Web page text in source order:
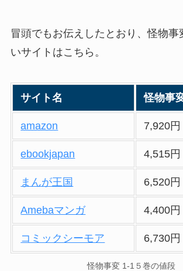
冒頭でもお伝えしたとおり、怪物事
いサイトはこちら。
サイト名 怪物事
amazon 7,920円
ebookjapan 4,515円
まんが王国 6,520円
Amebaマンガ 4,400円
コミックシーモア 6,730円
怪物事変 1-1５巻の値段